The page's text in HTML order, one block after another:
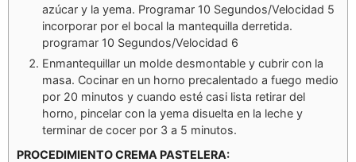
azúcar y la yema. Programar 10 Segundos/Velocidad 5
incorporar por el bocal la mantequilla derretida.
programar 10 Segundos/Velocidad 6
Enmantequillar un molde desmontable y cubrir con la
masa. Cocinar en un horno precalentado a fuego medio
por 20 minutos y cuando esté casi lista retirar del
horno, pincelar con la yema disuelta en la leche y
terminar de cocer por 3 a 5 minutos.
PROCEDIMIENTO CREMA PASTELERA: